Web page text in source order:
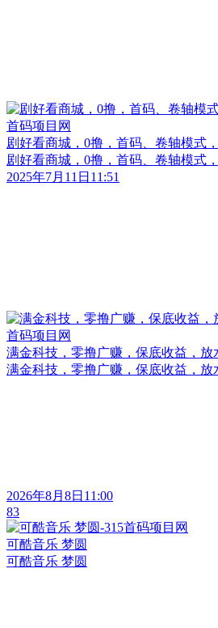
剧好看商城，0撸，首码、卷轴模式
剧好看商城，0撸，首码、卷轴模式
2025年7月11日11:51
满金科技，零撸广赚，保底收益，放
满金科技，零撸广赚，保底收益，放
2026年8月8日11:00
83
可酷音乐 梦圆
可酷音乐 梦圆